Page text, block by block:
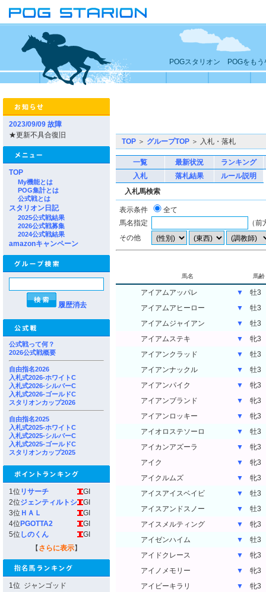
POGスタリオン POGをもう
2023/09/09 故障
★更新不具合復旧
TOP
My機能とは
POG集計とは
公式戦とは
スタリオン日記
2025公式戦結果
2026公式戦募集
2024公式戦結果
amazonキャンペーン
履歴消去
公式戦って何？
2026公式戦概要
自由指名2026
入札式2026-ホワイトC
入札式2026-シルバーC
入札式2026-ゴールドC
スタリオンカップ2026
自由指名2025
入札式2025-ホワイトC
入札式2025-シルバーC
入札式2025-ゴールドC
スタリオンカップ2025
1位 リサーチ
GI
2位ジェンティルトシ
GI
3位 ＨＡＬ
GI
4位 PGOTTA2
GI
5位 しのくん
GI
【 さらに表示】
1位 ジャンゴッド
TOP ＞ グループTOP ＞ 入札・落札
一覧 最新状況
ランキング
入札
落札結果
ルール説明
入札馬検索
表示条件
全て
馬名指定
（
その他
馬名 馬齢
アイアムアッパレ ▼
牡3
アイアムアヒーロー
▼
牡3
アイアムジャイアン
▼
牡3
アイアムステキ
▼
牝3
アイアンクラッド
▼
牡3
アイアンナックル
▼
牡3
アイアンパイク
▼
牝3
アイアンブランド
▼
牝3
アイアンロッキー
▼
牝3
アイオロステソーロ
▼
牡3
アイカンアズーラ
▼
牝3
アイク
▼
牝3
アイクルムズ
▼
牝3
アイスアイスベイビ
▼
牡3
アイスアンドスノー
▼
牡3
アイスメルティング
▼
牝3
アイゼンハイム
▼
牡3
アイドクレース
▼
牝3
アイノメモリー
▼
牝3
アイビーキラリ
▼
牝3